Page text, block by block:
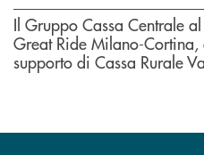
Il Gruppo Cassa Centrale
Great Ride Milano-
supporto di Cassa Rurale